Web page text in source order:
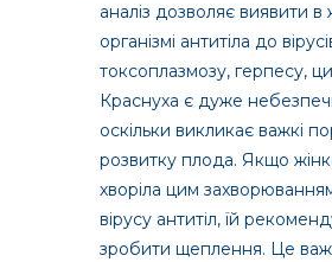
аналіз дозволяє виявити в
організмі антитіла до
токсоплазмозу, герпесу,
Краснуха є дуже
оскільки викликає важкі
розвитку плода. Якщо
хворіла цим
вірусу антитіл, їй
зробити щеплення. Це